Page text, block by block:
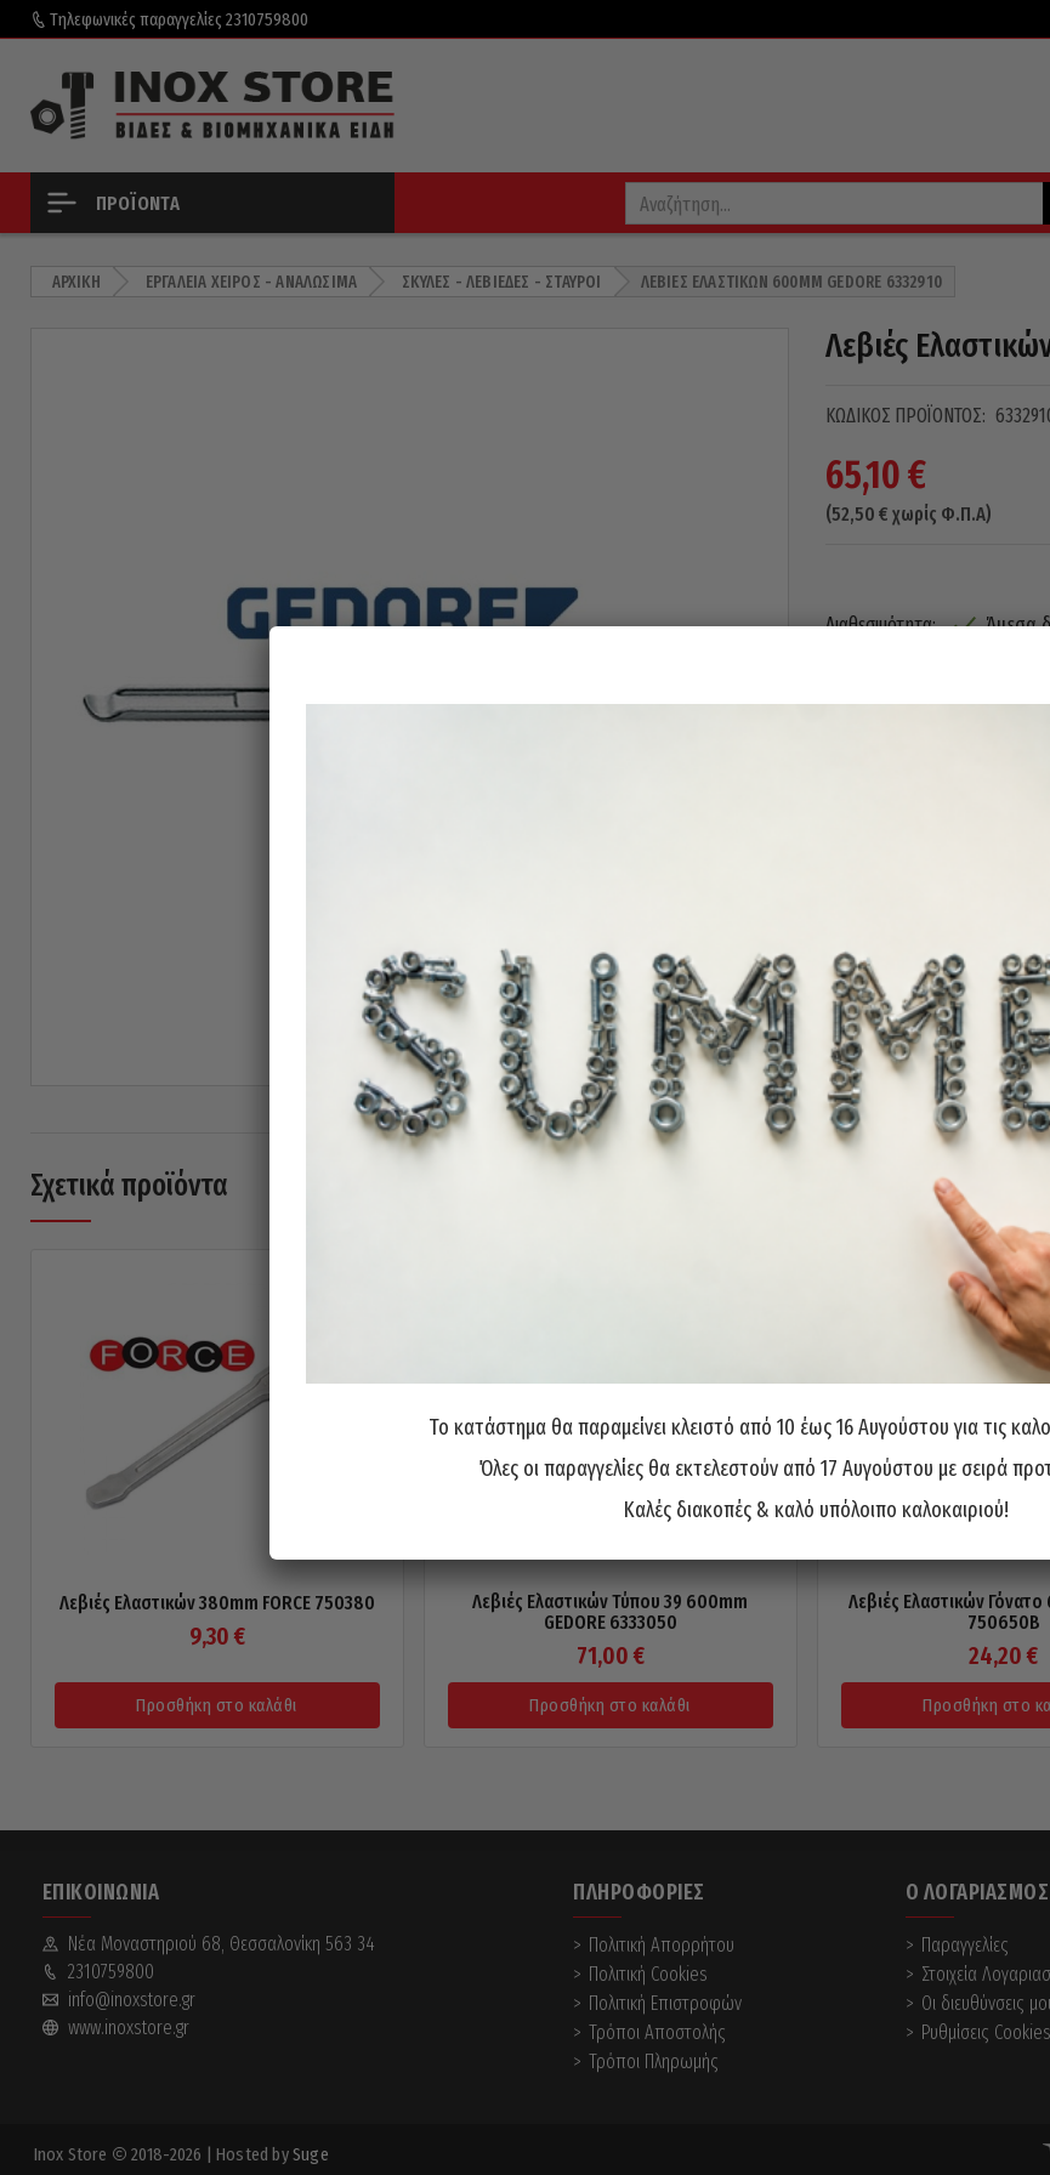
Τηλεφωνικές παραγγελίες 2310759800
ΠΡΟΪΌΝΤΑ
ΑΡΧΙΚΉ ΕΡΓΑΛΕΊΑ ΧΕΙΡΌΣ - ΑΝΑΛΏΣΙΜΑ ΣΚΎΛΕΣ - ΛΕΒΙΈΔΕΣ - ΣΤΑΥΡΟΊ ΛΕΒΙΈΣ ΕΛΑΣΤΙΚΏΝ 600MM GEDORE 6332910
Λεβιές
ΚΩΔΙΚΌΣ ΠΡΟΪΌΝΤΟΣ:
65,10€
(52,50 € χωρίς Φ.Π.Α)
Διαθεσιμότητα: Άμεσα
Σχετικά προϊόντα
Λεβιές Ελαστικών 380mm FORCE 750380
9,30 €
Προσθήκη στο καλάθι
Λεβιές Ελαστικών Τύπου 39 600mm
GEDORE 6333050
71,00 €
Προσθήκη στο καλάθι
Λεβιές Ελαστικών Γόνατο
750650B
24,20 €
Προσθήκη στο
ΕΠΙΚΟΙΝΩΝΊΑ
Νέα Mοναστηριού 68, Θεσσαλονίκη 563 34
2310759800
info@inoxstore.gr
www.inoxstore.gr
ΠΛΗΡΟΦΟΡΊΕΣ
Πολιτική Απορρήτου
Πολιτική Cookies
Πολιτική Επιστροφών
Τρόποι Αποστολής
Τρόποι Πληρωμής
Ο
Παραγγελίες
Στοιχεία
Οι διευθύνσεις
Ρυθμίσεις Cookies
Inox Store 2018-2026 | Hosted bySuge
Το κατάστημα θα παραμείνει κλειστό από 10 έως 16 Αυγούστου για τις
Όλες οι παραγγελίες θα εκτελεστούν από 17 Αυγούστου με σειρά
Καλές διακοπές & καλό υπόλοιπο καλοκαιριού!